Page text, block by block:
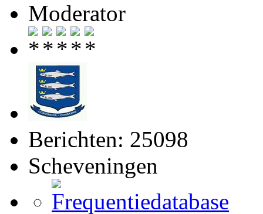
Moderator
Berichten: 25098
Scheveningen